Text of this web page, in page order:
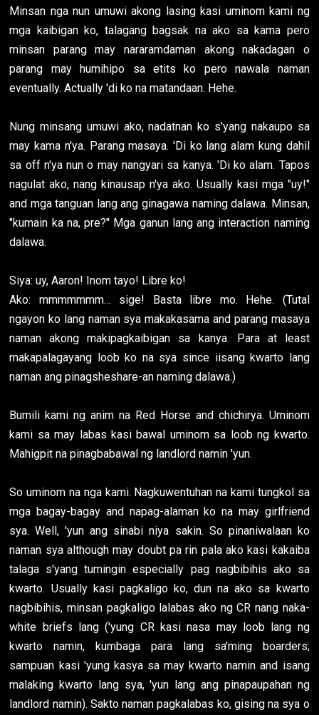
Minsan nga nun umuwi akong lasing kasi uminom kami ng
mga kaibigan ko, talagang bagsak na ako sa kama pero
minsan parang may nararamdaman akong nakadagan o
parang may humihipo sa etits ko pero nawala naman
eventually. Actually 'di ko na matandaan. Hehe.
Nung minsang umuwi ako, nadatnan ko s'yang nakaupo sa
may kama n'ya. Parang masaya. 'Di ko lang alam kung dahil
sa off n'ya nun o may nangyari sa kanya. 'Di ko alam. Tapos
nagulat ako, nang kinausap n'ya ako. Usually kasi mga "uy!"
and mga tanguan lang ang ginagawa naming dalawa. Minsan,
"kumain ka na, pre?" Mga ganun lang ang interaction naming
dalawa.
Siya: uy, Aaron! Inom tayo! Libre ko!
Ako: mmmmmmm… sige! Basta libre mo. Hehe. (Tutal
ngayon ko lang naman sya makakasama and parang masaya
naman akong makipagkaibigan sa kanya. Para at least
makapalagayang loob ko na sya since iisang kwarto lang
naman ang pinagsheshare-an naming dalawa.)
Bumili kami ng anim na Red Horse and chichirya. Uminom
kami sa may labas kasi bawal uminom sa loob ng kwarto.
Mahigpit na pinagbabawal ng landlord namin 'yun.
So uminom na nga kami. Nagkuwentuhan na kami tungkol sa
mga bagay-bagay and napag-alaman ko na may girlfriend
sya. Well, 'yun ang sinabi niya sakin. So pinaniwalaan ko
naman sya although may doubt pa rin pala ako kasi kakaiba
talaga s'yang tumingin especially pag nagbibihis ako sa
kwarto. Usually kasi pagkaligo ko, dun na ako sa kwarto
nagbibihis, minsan pagkaligo lalabas ako ng CR nang naka-
white briefs lang ('yung CR kasi nasa may loob lang ng
kwarto namin, kumbaga para lang sa'ming boarders;
sampuan kasi 'yung kasya sa may kwarto namin and isang
malaking kwarto lang sya, 'yun lang ang pinapaupahan ng
landlord namin). Sakto naman pagkalabas ko, gising na sya o